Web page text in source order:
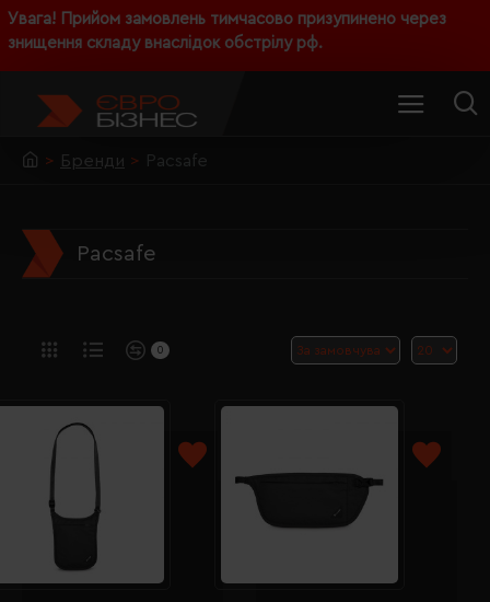
Увага! Прийом замовлень тимчасово призупинено через
знищення складу внаслідок обстрілу рф.
Бренди Pacsafe
Pacsafe
0